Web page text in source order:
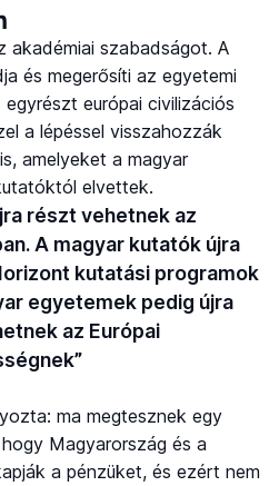
akadémiai szabadságot. A
és megerősíti az egyetemi
európai civilizációs
a lépéssel visszahozzák
amelyeket a magyar
elvettek.
részt vehetnek az
A magyar kutatók újra
kutatási programok
egyetemek pedig újra
az Európai
ma megtesznek egy
Magyarország és a
a pénzüket, és ezért nem